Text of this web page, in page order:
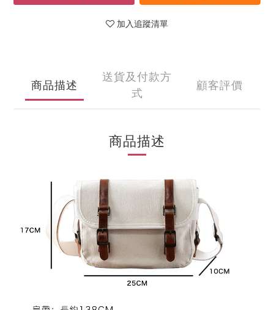
加入追蹤清單
商品描述
送貨及付款方
式
顧客評價
商品描述